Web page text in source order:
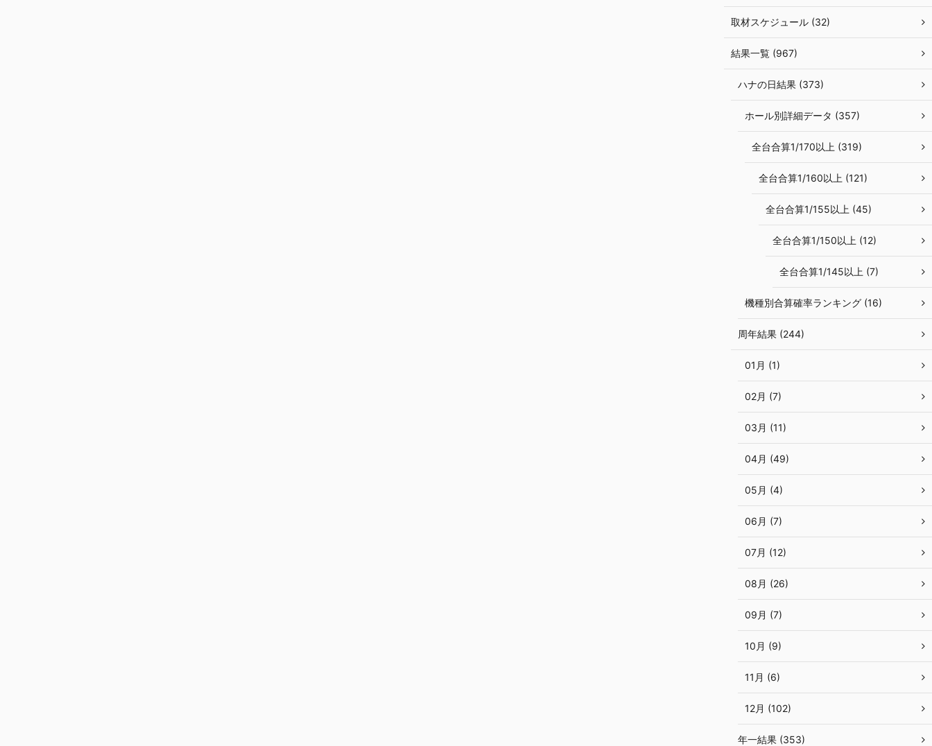
取材スケジュール (32)
結果一覧 (967)
ハナの日結果 (373)
ホール別詳細データ (357)
全台合算1/170以上 (319)
全台合算1/160以上 (121)
全台合算1/155以上 (45)
全台合算1/150以上 (12)
全台合算1/145以上 (7)
機種別合算確率ランキング (16)
周年結果 (244)
01月 (1)
02月 (7)
03月 (11)
04月 (49)
05月 (4)
06月 (7)
07月 (12)
08月 (26)
09月 (7)
10月 (9)
11月 (6)
12月 (102)
年一結果 (353)